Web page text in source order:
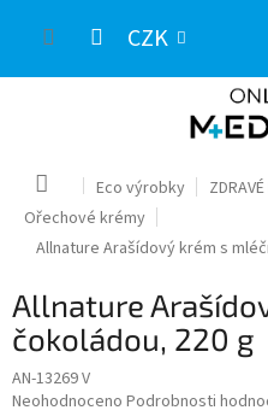
CZK
Domů Eco výrobky
Ořechové krémy
Allnature Arašídový krém s
Allnature
čokoládou, 220 g
AN-13269 V
Průměrné
Neohodnoceno Podrobnosti